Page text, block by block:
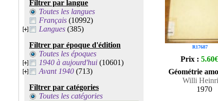
Filtrer par langue
Toutes les langues
Français (10992)
Langues (385)
Filtrer par époque d'édition
Toutes les époques
1940 à aujourd'hui (10601)
Avant 1940 (713)
Filtrer par catégories
Toutes les catégories
R17687
Prix : 5.60€
Géométrie
Willi
1970